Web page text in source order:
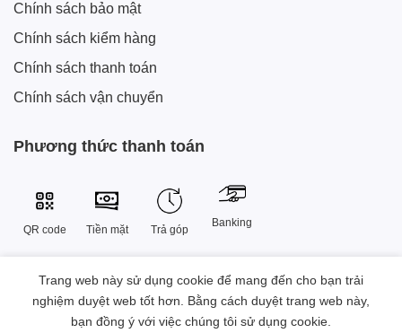
Chính sách bảo mật
Chính sách kiểm hàng
Chính sách thanh toán
Chính sách vận chuyển
Phương thức thanh toán
QR code Tiền mặt Trả góp
Banking
Công Ty TNHH Công Nghệ Sáng Tạo Xtech Việt Nam
38 Đường Số 9 , Khu đô thị Vạn Phúc, Phường Hiệp Bình, Thành
phố Hồ Chí Minh, Việt Nam.
Trang web này sử dụng cookie để mang đến cho bạn trải
nghiệm duyệt web tốt hơn. Bằng cách duyệt trang web này,
bạn đồng ý với việc chúng tôi sử dụng cookie.